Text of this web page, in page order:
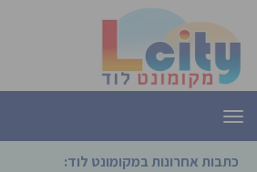
תפריט
כתבות אחרונות במקומונט לוד: